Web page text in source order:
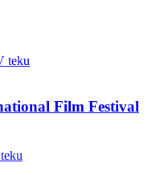
teku
Film Festival